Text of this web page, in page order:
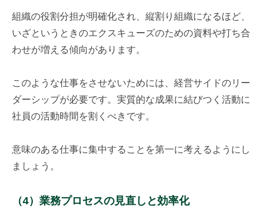
組織の役割分担が明確化され、縦割り組織になるほど、
いざというときのエクスキューズのための資料や打ち合
わせが増える傾向があります。
このような仕事をさせないためには、経営サイドのリー
ダーシップが必要です。実質的な成果に結びつく活動に
社員の活動時間を割くべきです。
意味のある仕事に集中することを第一に考えるようにし
ましょう。
（4）業務プロセスの見直しと効率化